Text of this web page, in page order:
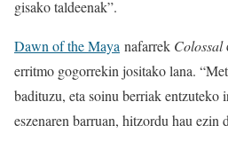
gisako taldeenak”.
Dawn of the Maya nafarrek Colossal
erritmo gogorrekin jositako lana.
badituzu, eta soinu berriak entzuteko
eszenaren barruan, hitzordu hau ezin